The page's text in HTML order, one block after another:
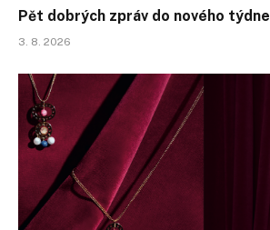
Pět dobrých zpráv do nového týdne
3. 8. 2026